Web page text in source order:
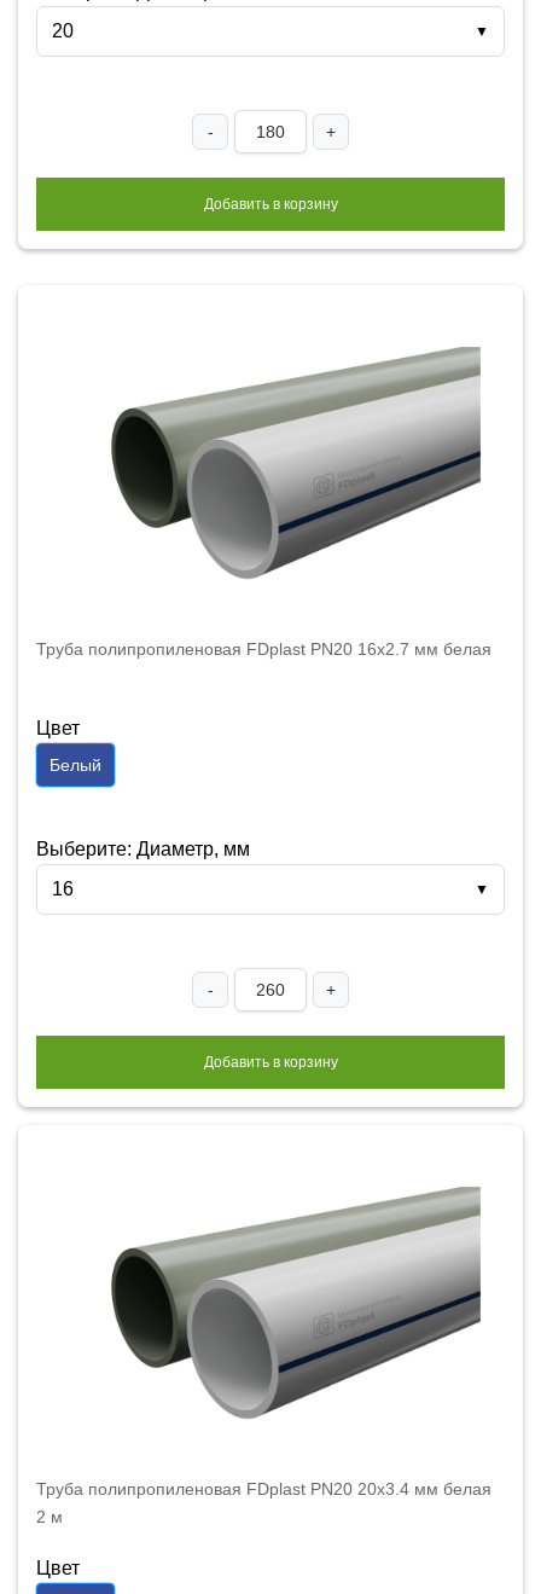
20
▼
- +
Добавить в корзину
Труба полипропиленовая FDplast PN20 16x2.7 мм белая
Цвет
Белый
Выберите: Диаметр, мм
16
▼
- +
Добавить в корзину
Труба полипропиленовая FDplast PN20 20x3.4 мм белая
2 м
Цвет